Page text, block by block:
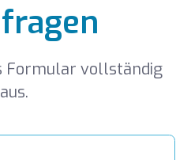
Formular vollständig
aus.